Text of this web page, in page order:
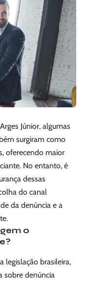
Júnior, algumas
surgiram como
oferecendo maior
No entanto, é
dessas
do canal
da denúncia e a
o
legislação brasileira,
sobre denúncia